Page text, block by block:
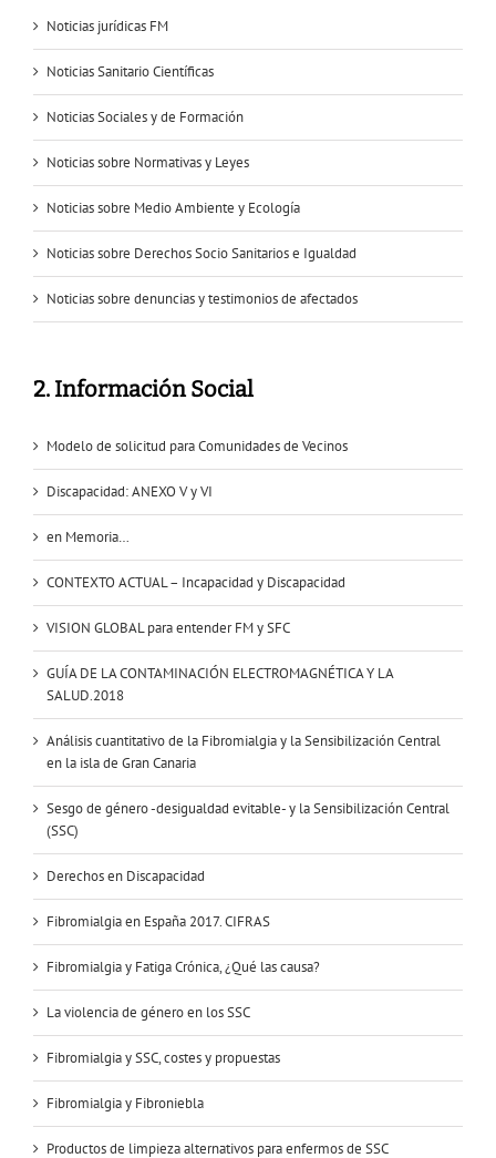
Noticias jurídicas FM
Noticias Sanitario Científicas
Noticias Sociales y de Formación
Noticias sobre Normativas y Leyes
Noticias sobre Medio Ambiente y Ecología
Noticias sobre Derechos Socio Sanitarios e Igualdad
Noticias sobre denuncias y testimonios de afectados
2. Información Social
Modelo de solicitud para Comunidades de Vecinos
Discapacidad: ANEXO V y VI
en Memoria…
CONTEXTO ACTUAL – Incapacidad y Discapacidad
VISION GLOBAL para entender FM y SFC
GUÍA DE LA CONTAMINACIÓN ELECTROMAGNÉTICA Y LA
SALUD.2018
Análisis cuantitativo de la Fibromialgia y la Sensibilización Central
en la isla de Gran Canaria
Sesgo de género -desigualdad evitable- y la Sensibilización Central
(SSC)
Derechos en Discapacidad
Fibromialgia en España 2017. CIFRAS
Fibromialgia y Fatiga Crónica, ¿Qué las causa?
La violencia de género en los SSC
Fibromialgia y SSC, costes y propuestas
Fibromialgia y Fibroniebla
Productos de limpieza alternativos para enfermos de SSC